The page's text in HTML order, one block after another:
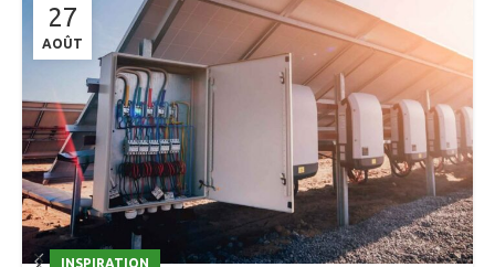
27
AOÛT
INSPIRATION